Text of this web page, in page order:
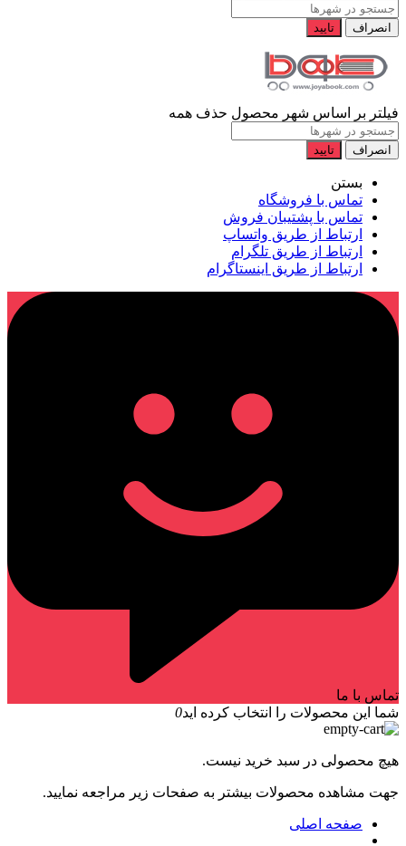
انصراف تایید
فیلتر بر اساس شهر محصول حذف همه
انصراف تایید
بستن
تماس با فروشگاه
تماس با پشتیبان فروش
ارتباط از طریق واتساپ
ارتباط از طریق تلگرام
ارتباط از طریق اینستاگرام
تماس با ما
شما این محصولات را انتخاب کرده اید0
هیچ محصولی در سبد خرید نیست.
جهت مشاهده محصولات بیشتر به صفحات زیر مراجعه نمایید.
صفحه اصلی